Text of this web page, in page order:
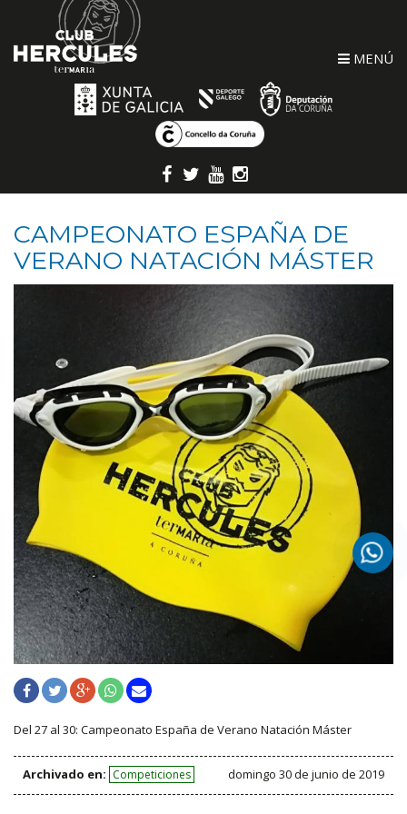
MENÚ
CAMPEONATO ESPAÑA DE
VERANO NATACIÓN MÁSTER
Del 27 al 30: Campeonato España de Verano Natación Máster
Archivado en: Competiciones domingo 30 de junio de 2019